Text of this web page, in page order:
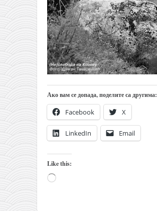
забрањена историја
ћирилица
породичне приче
прота Воја
уместо твитера
календар српски
азбуки и књиге
Окинава карате
најновије на блогу
моје белешке
историја каратеа
карате
Ако вам се допада, поделите са другима:
Facebook X
LinkedIn Email
Like this:
Loading…